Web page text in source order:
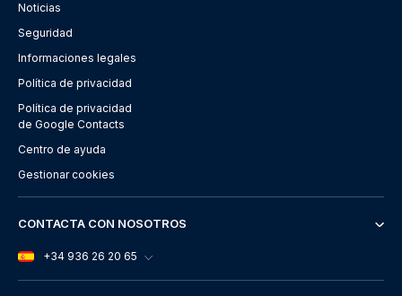
Noticias
Seguridad
Informaciones legales
Política de privacidad
Política de privacidad
de Google Contacts
Centro de ayuda
Gestionar cookies
CONTACTA CON NOSOTROS
+34 936 26 20 65